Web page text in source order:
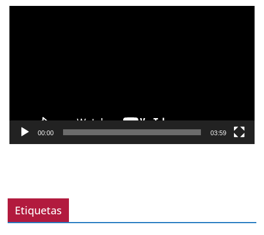
o
í
00:00 03:59
Etiquetas